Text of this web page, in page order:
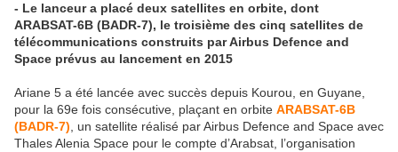
- Le lanceur a placé deux satellites en orbite, dont
ARABSAT-6B (BADR-7), le troisième des cinq satellites de
télécommunications construits par Airbus Defence and
Space prévus au lancement en 2015
Ariane 5 a été lancée avec succès depuis Kourou, en Guyane,
pour la 69e fois consécutive, plaçant en orbite ARABSAT-6B
(BADR-7) , un satellite réalisé par Airbus Defence and Space avec
Thales Alenia Space pour le compte d’Arabsat, l’organisation